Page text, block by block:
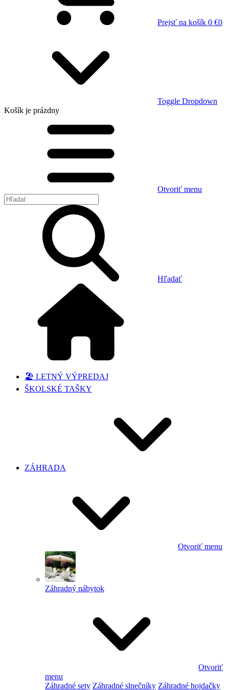
Prejsť na košík 0 €0
Toggle Dropdown
Košík je prázdny
Otvoriť menu
Hľadať
🏖️ LETNÝ VÝPREDAJ
ŠKOLSKÉ TAŠKY
ZÁHRADA
Otvoriť menu
Záhradný nábytok
Otvoriť
menu
Záhradné sety Záhradné slnečníky Záhradné hojdačky